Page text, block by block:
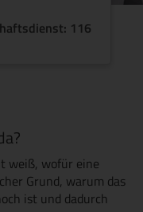
116
weiß, wofür eine
Grund, warum das
ist und dadurch